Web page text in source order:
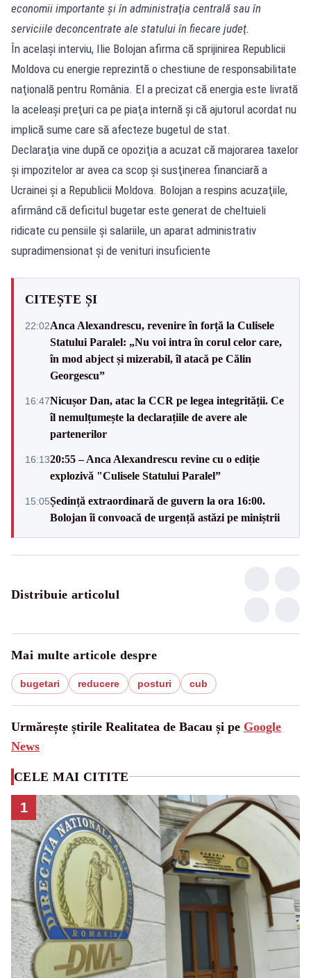
economii importante şi în administraţia centrală sau în
serviciile deconcentrate ale statului în fiecare judeţ.
În acelaşi interviu, Ilie Bolojan afirma că sprijinirea Republicii
Moldova cu energie reprezintă o chestiune de responsabilitate
naţională pentru România. El a precizat că energia este livrată
la aceleaşi preţuri ca pe piaţa internă şi că ajutorul acordat nu
implică sume care să afecteze bugetul de stat.
Declaraţia vine după ce opoziţia a acuzat că majorarea taxelor
şi impozitelor ar avea ca scop şi susţinerea financiară a
Ucrainei şi a Republicii Moldova. Bolojan a respins acuzaţiile,
afirmând că deficitul bugetar este generat de cheltuieli
ridicate cu pensiile şi salariile, un aparat administrativ
supradimensionat şi de venituri insuficiente
CITEȘTE ȘI
22:02Anca Alexandrescu, revenire în forță la Culisele
Statului Paralel: „Nu voi intra în corul celor care,
în mod abject și mizerabil, îl atacă pe Călin
Georgescu”
16:47Nicușor Dan, atac la CCR pe legea integrității. Ce
îl nemulțumește la declarațiile de avere ale
partenerilor
16:1320:55 – Anca Alexandrescu revine cu o ediție
explozivă "Culisele Statului Paralel”
15:05Ședință extraordinară de guvern la ora 16:00.
Bolojan îi convoacă de urgență astăzi pe miniștrii
Distribuie articolul
Mai multe articole despre
bugetari reducere posturi cub
Urmărește știrile Realitatea de Bacau și pe Google
News
CELE MAI CITITE
1